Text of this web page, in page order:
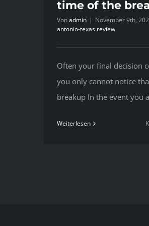
time of the
Vonadmin | November 9th,
antonio-texas review
Often your final decision
you only cannot notice
breakup In the event you
Weiterlesen